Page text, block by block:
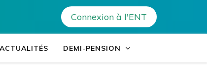
– AjaccioConnexion à l'ENT
ACTUALITÉS DEMI-PENSION